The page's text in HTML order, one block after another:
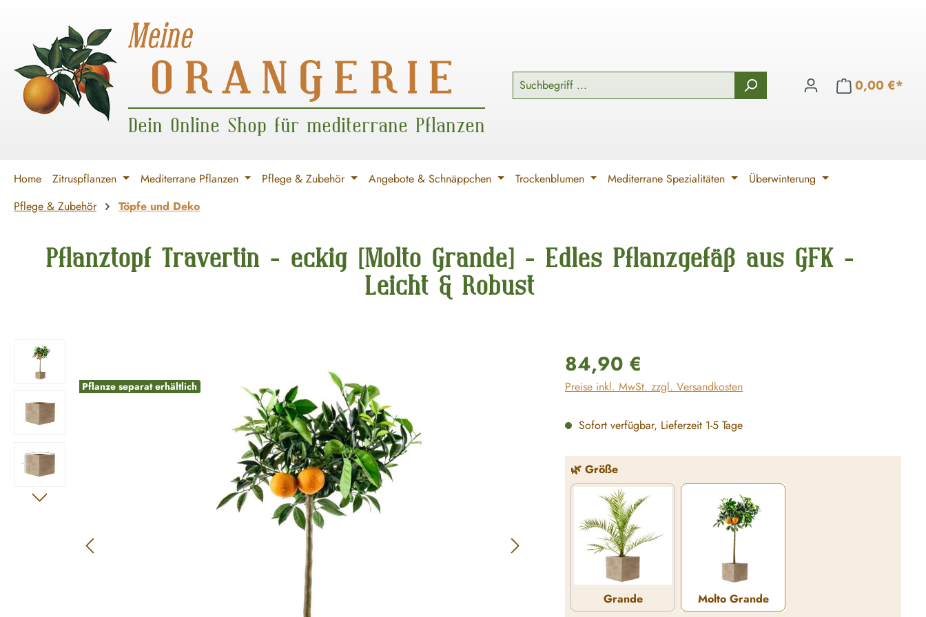
Dein Online Shop für mediterrane Pflanzen
0,00 €*
Home Zitruspflanzen Mediterrane Pflanzen Pflege & Zubehör Angebote & Schnäppchen Trockenblumen Mediterrane Spezialitäten
Überwinterung
Pflege & Zubehör
Töpfe und Deko
Pflanztopf Travertin - eckig [Molto Grande] - Edles Pflanzgefäß aus GFK -
Leicht & Robust
Bildergalerie überspringen
Pflanze separat erhältlich
Regulärer Preis:
84,90 €
Preise inkl. MwSt. zzgl. Versandkosten
Sofort verfügbar, Lieferzeit 1-5 Tage
🌿 Größeauswählen
Grande
Molto Grande